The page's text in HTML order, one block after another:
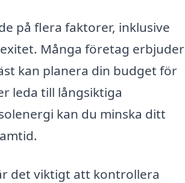
på flera faktorer, inklusive
Många företag erbjuder
kan planera din budget för
leda till långsiktiga
kan du minska ditt
det viktigt att kontrollera